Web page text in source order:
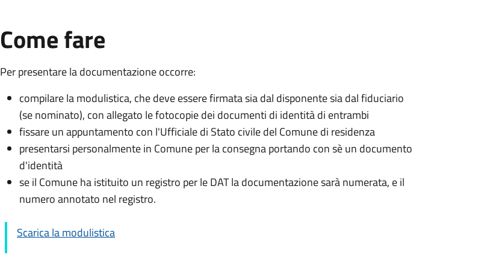
Come fare
Per presentare la documentazione occorre:
compilare la modulistica, che deve essere firmata sia dal disponente sia dal fiduciario
(se nominato), con allegato le fotocopie dei documenti di identità di entrambi
fissare un appuntamento con l'Ufficiale di Stato civile del Comune di residenza
presentarsi personalmente in Comune per la consegna portando con sè un documento
d'identità
se il Comune ha istituito un registro per le DAT la documentazione sarà numerata, e il
numero annotato nel registro.
Scarica la modulistica